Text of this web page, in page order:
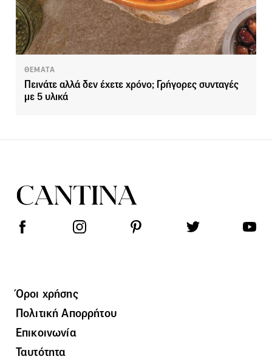
ΘΕΜΑΤΑ
Πεινάτε αλλά δεν έχετε χρόνο; Γρήγορες συνταγές
με 5 υλικά
Όροι χρήσης
Πολιτική Απορρήτου
Επικοινωνία
Ταυτότητα